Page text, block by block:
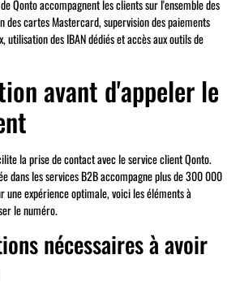
Qonto accompagnent les clients sur l'ensemble des
des cartes Mastercard, supervision des paiements
utilisation des IBAN dédiés et accès aux outils de
avant d'appeler le
la prise de contact avec le service client Qonto.
dans les services B2B accompagne plus de 300 000
une expérience optimale, voici les éléments à
le numéro.
nécessaires à avoir